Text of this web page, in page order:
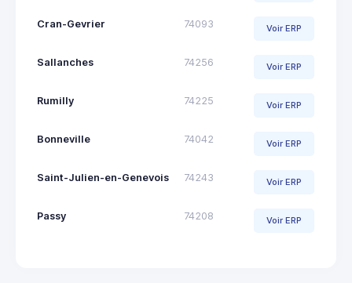
Cran-Gevrier 74093 Voir ERP
Sallanches 74256 Voir ERP
Rumilly 74225 Voir ERP
Bonneville 74042 Voir ERP
Saint-Julien-en-Genevois 74243 Voir ERP
Passy 74208 Voir ERP